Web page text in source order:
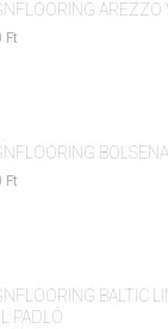
AREZZO
Ft
Ft
BALTIC
PADLÓ